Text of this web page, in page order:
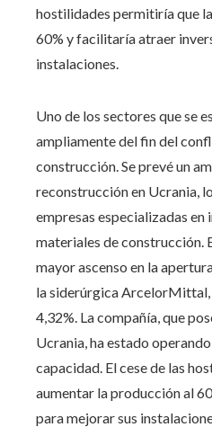
hostilidades permitiría que
60% y facilitaría atraer
instalaciones.
Uno de los sectores que se
ampliamente del fin del
construcción. Se prevé un
reconstrucción en Ucrania,
empresas especializadas
materiales de construcción.
mayor ascenso en la
la siderúrgica ArcelorMittal,
4,32%. La compañía, que
Ucrania, ha estado
capacidad. El cese de las
aumentar la producción al
para mejorar sus